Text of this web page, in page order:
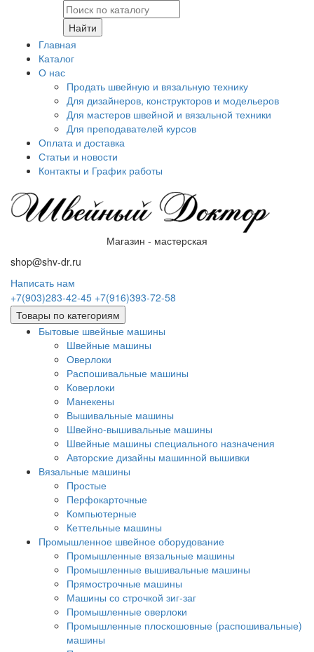
Найти
Главная
Каталог
О нас
Продать швейную и вязальную технику
Для дизайнеров, конструкторов и модельеров
Для мастеров швейной и вязальной техники
Для преподавателей курсов
Оплата и доставка
Статьи и новости
Контакты и График работы
Магазин - мастерская
shop@shv-dr.ru
Написать нам
+7(903)283-42-45 +7(916)393-72-58
Товары по категориям
Бытовые швейные машины
Швейные машины
Оверлоки
Распошивальные машины
Коверлоки
Манекены
Вышивальные машины
Швейно-вышивальные машины
Швейные машины специального назначения
Авторские дизайны машинной вышивки
Вязальные машины
Простые
Перфокарточные
Компьютерные
Кеттельные машины
Промышленное швейное оборудование
Промышленные вязальные машины
Промышленные вышивальные машины
Прямострочные машины
Машины со строчкой зиг-заг
Промышленные оверлоки
Промышленные плоскошовные (распошивальные)
машины